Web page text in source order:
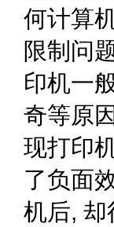
何计算
限制问
印机一
奇等原
现打印
了负面
机后, 却